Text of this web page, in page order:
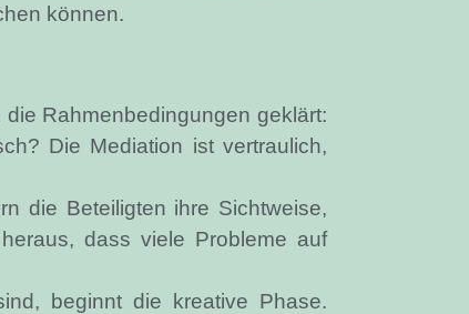
können.
Rahmenbedingungen geklärt:
Die Mediation ist vertraulich,
die Beteiligten ihre Sichtweise,
dass viele Probleme auf
beginnt die kreative Phase.